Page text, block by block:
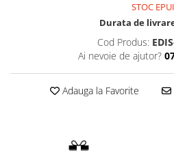
STOC
Durata de
Cod Produs:
Ai nevoie de ajutor?
Adauga la Favorite